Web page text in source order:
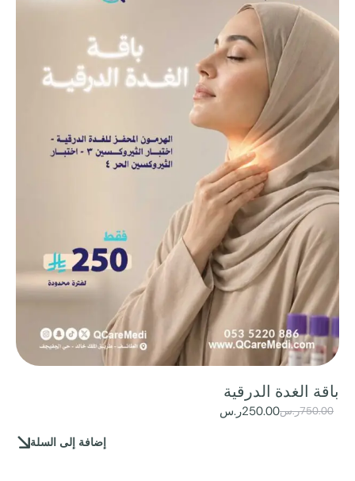
باقة الغدة الدرقية
750.00ر.س250.00ر.س
إضافة إلى السلة